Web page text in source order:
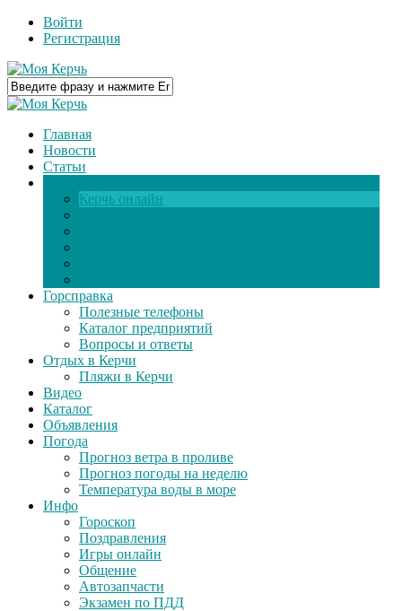
Войти
Регистрация
Главная
Новости
Статьи
Керчь онлайн
Горсправка
Полезные телефоны
Каталог предприятий
Вопросы и ответы
Отдых в Керчи
Пляжи в Керчи
Видео
Каталог
Объявления
Погода
Прогноз ветра в проливе
Прогноз погоды на неделю
Температура воды в море
Инфо
Гороскоп
Поздравления
Игры онлайн
Общение
Автозапчасти
Экзамен по ПДД